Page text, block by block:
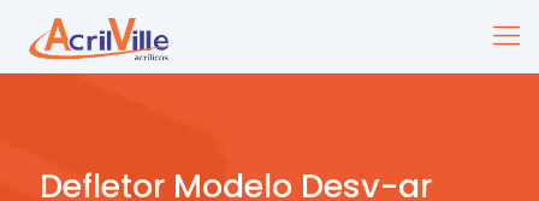
Defletor Modelo Desv-ar